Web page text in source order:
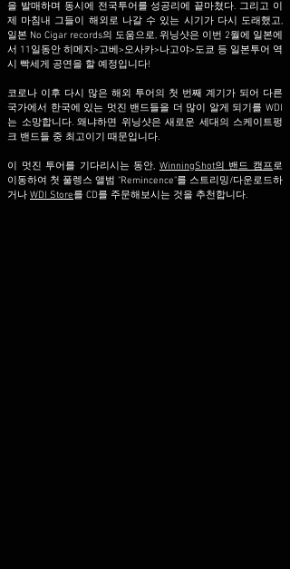
을 발매하며 동시에 전국투어를 성공리에 끝마쳤다. 그리고 이
제 마침내 그들이 해외로 나갈 수 있는 시기가 다시 도래했고,
일본 No Cigar records의 도움으로, 위닝샷은 이번 2월에 일본에
서 11일동안 히메지>고베>오사카>나고야>도쿄 등 일본투어 역
시 빡세게 공연을 할 예정입니다!
코로나 이후 다시 많은 해외 투어의 첫 번째 계기가 되어 다른
국가에서 한국에 있는 멋진 밴드들을 더 많이 알게 되기를 WDI
는 소망합니다. 왜냐하면 위닝샷은 새로운 세대의 스케이트펑
크 밴드들 중 최고이기 때문입니다.
이 멋진 투어를 기다리시는 동안, WinningShot의 밴드 캠프로
이동하여 첫 풀렝스 앨범 "Remincence"를 스트리밍/다운로드하
거나 WDI Store를 CD를 주문해보시는 것을 추천합니다.